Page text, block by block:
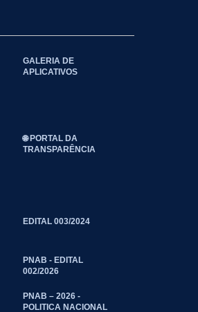
GALERIA DE
APLICATIVOS
🌐 PORTAL DA
TRANSPARÊNCIA
EDITAL 003/2024
PNAB - EDITAL
002/2026
PNAB – 2026 -
POLITICA NACIONAL